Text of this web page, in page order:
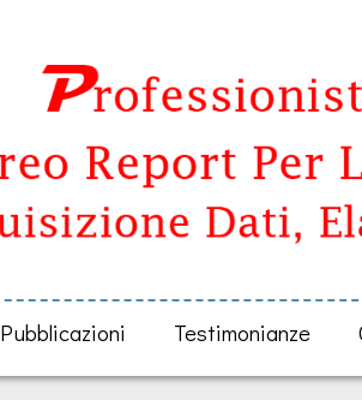
Pubblicazioni Testimonianze